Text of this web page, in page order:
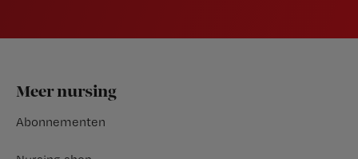
Footer
Meer nursing
Abonnementen